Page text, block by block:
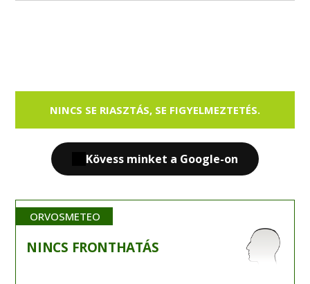
NINCS SE RIASZTÁS, SE FIGYELMEZTETÉS.
Kövess minket a Google-on
ORVOSMETEO
NINCS FRONTHATÁS